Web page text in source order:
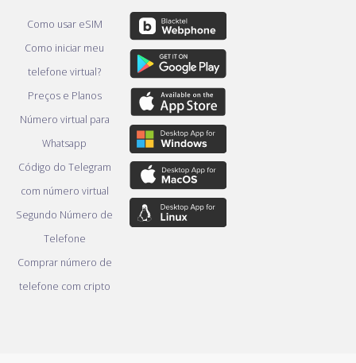
Como usar eSIM
Como iniciar meu
telefone virtual?
Preços e Planos
Número virtual para
Whatsapp
Código do Telegram
com número virtual
Segundo Número de
Telefone
Comprar número de
telefone com cripto